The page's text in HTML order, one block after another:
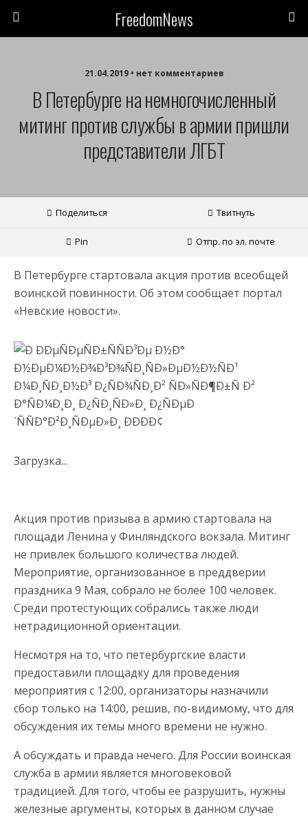
FreedomNews
21.04.2019 • нет комментариев
В Петербурге на немногочисленный
митинг против службы в армии пришли
представители ЛГБТ
Поделиться Твитнуть
Pin Отпр. по эл. почте
В Петербурге стартовала акция против всеобщей
воинской повинности. Об этом сообщает портал
«Невские новости».
Загрузка...
Акция против призыва в армию стартовала на
площади Ленина у Финляндского вокзала. Митинг
не привлек большого количества людей.
Мероприятие, организованное в преддверии
праздника 9 Мая, собрало не более 100 человек.
Среди протестующих собрались также люди
нетрадиционной ориентации.
Несмотря на то, что петербургские власти
предоставили площадку для проведения
мероприятия с 12:00, организаторы назначили
сбор только на 14:00, решив, по-видимому, что для
обсуждения их темы много времени не нужно.
А обсуждать и правда нечего. Для России воинская
служба в армии является многовековой
традицией. Для того, чтобы ее разрушить, нужны
железные аргументы, которых в данном случае